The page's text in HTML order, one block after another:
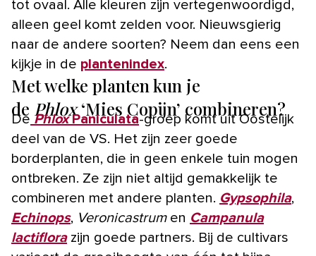
tot ovaal. Alle kleuren zijn vertegenwoordigd,
alleen geel komt zelden voor. Nieuwsgierig
naar de andere soorten? Neem dan eens een
kijkje in de plantenindex.
Met welke planten kun je
de Phlox‘Mies Copijn’ combineren?
De PhloxPaniculata-groep komt uit Oostelijk
deel van de VS. Het zijn zeer goede
borderplanten, die in geen enkele tuin mogen
ontbreken. Ze zijn niet altijd gemakkelijk te
combineren met andere planten. Gypsophila,
Echinops, Veronicastrumen Campanula
lactiflorazijn goede partners. Bij de cultivars